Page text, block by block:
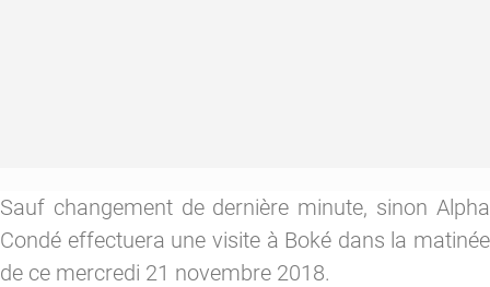
Sauf changement de dernière minute, sinon Alpha
Condé effectuera une visite à Boké dans la matinée
de ce mercredi 21 novembre 2018.